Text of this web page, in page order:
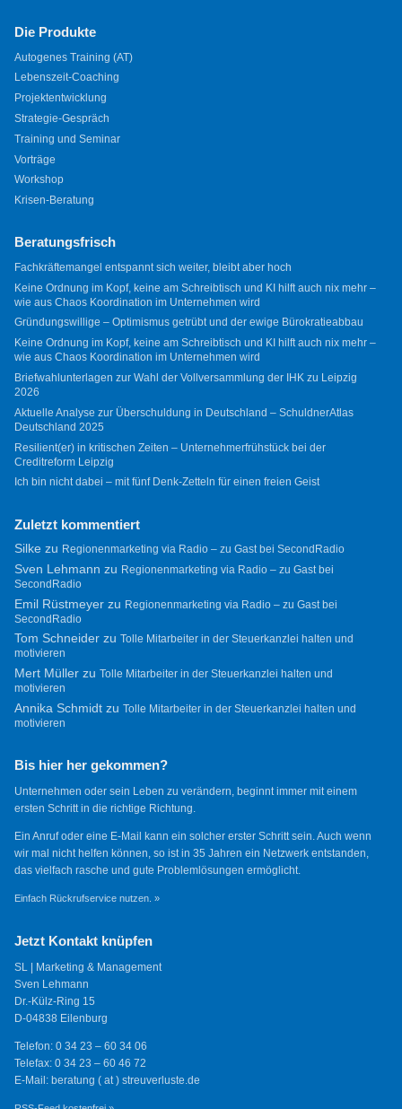
Die Produkte
Autogenes Training (AT)
Lebenszeit-Coaching
Projektentwicklung
Strategie-Gespräch
Training und Seminar
Vorträge
Workshop
Krisen-Beratung
Beratungsfrisch
Fachkräftemangel entspannt sich weiter, bleibt aber hoch
Keine Ordnung im Kopf, keine am Schreibtisch und KI hilft auch nix mehr –
wie aus Chaos Koordination im Unternehmen wird
Gründungswillige – Optimismus getrübt und der ewige Bürokratieabbau
Keine Ordnung im Kopf, keine am Schreibtisch und KI hilft auch nix mehr –
wie aus Chaos Koordination im Unternehmen wird
Briefwahlunterlagen zur Wahl der Vollversammlung der IHK zu Leipzig
2026
Aktuelle Analyse zur Überschuldung in Deutschland – SchuldnerAtlas
Deutschland 2025
Resilient(er) in kritischen Zeiten – Unternehmerfrühstück bei der
Creditreform Leipzig
Ich bin nicht dabei – mit fünf Denk-Zetteln für einen freien Geist
Zuletzt kommentiert
Silkezu Regionenmarketing via Radio – zu Gast bei SecondRadio
Sven Lehmann zu Regionenmarketing via Radio – zu Gast bei
SecondRadio
Emil Rüstmeyerzu Regionenmarketing via Radio – zu Gast bei
SecondRadio
Tom Schneiderzu Tolle Mitarbeiter in der Steuerkanzlei halten und
motivieren
Mert Müllerzu Tolle Mitarbeiter in der Steuerkanzlei halten und
motivieren
Annika Schmidtzu Tolle Mitarbeiter in der Steuerkanzlei halten und
motivieren
Bis hier her gekommen?
Unternehmen oder sein Leben zu verändern, beginnt immer mit einem
ersten Schritt in die richtige Richtung.
Ein Anruf oder eine E-Mail kann ein solcher erster Schritt sein. Auch wenn
wir mal nicht helfen können, so ist in 35 Jahren ein Netzwerk entstanden,
das vielfach rasche und gute Problemlösungen ermöglicht.
Einfach Rückrufservice nutzen. »
Jetzt Kontakt knüpfen
SL | Marketing & Management
Sven Lehmann
Dr.-Külz-Ring 15
D-04838 Eilenburg
Telefon: 0 34 23 – 60 34 06
Telefax: 0 34 23 – 60 46 72
E-Mail: beratung ( at ) streuverluste.de